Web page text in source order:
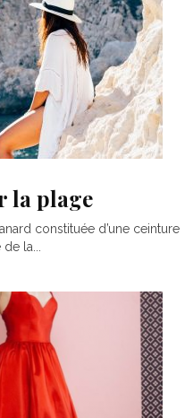
la plage
constituée d’une ceinture
la...